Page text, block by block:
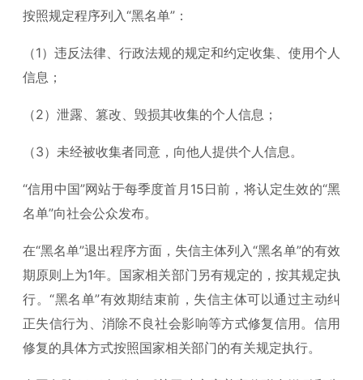
按照规定程序列入“黑名单”：
（1）违反法律、行政法规的规定和约定收集、使用个人
信息；
（2）泄露、篡改、毁损其收集的个人信息；
（3）未经被收集者同意，向他人提供个人信息。
“信用中国”网站于每季度首月15日前，将认定生效的“黑
名单”向社会公众发布。
在“黑名单”退出程序方面，失信主体列入“黑名单”的有效
期原则上为1年。国家相关部门另有规定的，按其规定执
行。“黑名单”有效期结束前，失信主体可以通过主动纠
正失信行为、消除不良社会影响等方式修复信用。信用
修复的具体方式按照国家相关部门的有关规定执行。